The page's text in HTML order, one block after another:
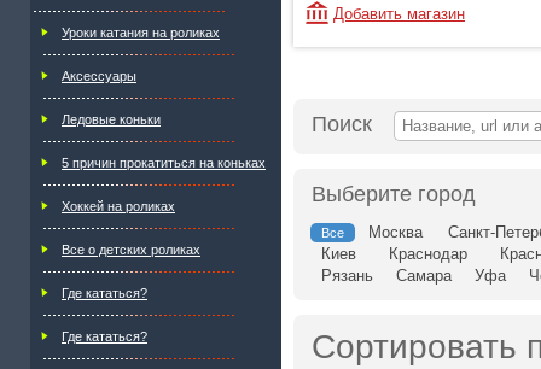
Уроки катания на роликах
Аксессуары
Ледовые коньки
5 причин прокатиться на коньках
Хоккей на роликах
Все о детских роликах
Где кататься?
Где кататься?
Добавить магазин
Поиск
Выберите город
Все Москва
Санкт-
Киев
Краснодар
Рязань
Самара Уфа
Сортировать